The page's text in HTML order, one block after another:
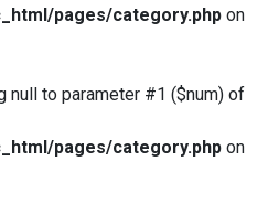
pages/category.php on
null to parameter #1 ($num) of
pages/category.php on